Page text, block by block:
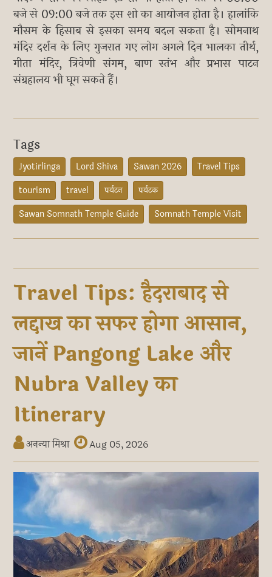
बजे से 09:00 बजे तक इस शो का आयोजन होता है। हालांकि
मौसम के हिसाब से इसका समय बदल सकता है। सोमनाथ
मंदिर दर्शन के लिए गुजरात गए लोग अगले दिन भालका तीर्थ,
गीता मंदिर, त्रिवेणी संगम, बाण स्तंभ और प्रभास पाटन
संग्रहालय भी घूम सकते हैं।
Tags
Jyotirlinga Lord Shiva Sawan 2026
Travel Tips
tourism
travel पर्यटन
पर्यटक
Sawan Somnath Temple Guide
Somnath Temple Visit
Travel Tips: हैदराबाद से
लद्दाख का सफर होगा आसान,
जानें Pangong Lake और
Nubra Valley का
Itinerary
अनन्या मिश्रा Aug 05, 2026